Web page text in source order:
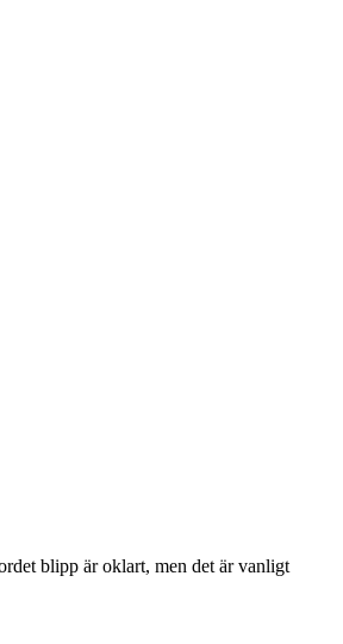
blipp är oklart, men det är vanligt